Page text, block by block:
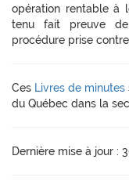
opération rentable à
tenu fait preuve
procédure prise
Ces Livres de minutes
du Québec dans la
Dernière mise à jour :